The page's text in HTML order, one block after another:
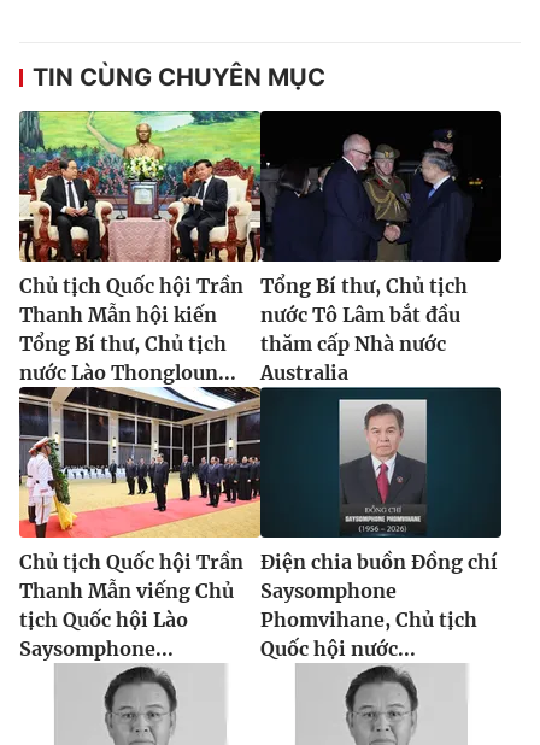
TIN CÙNG CHUYÊN MỤC
Chủ tịch Quốc hội Trần
Thanh Mẫn hội kiến
Tổng Bí thư, Chủ tịch
nước Lào Thongloun...
Tổng Bí thư, Chủ tịch
nước Tô Lâm bắt đầu
thăm cấp Nhà nước
Australia
Chủ tịch Quốc hội Trần
Thanh Mẫn viếng Chủ
tịch Quốc hội Lào
Saysomphone...
Điện chia buồn Đồng chí
Saysomphone
Phomvihane, Chủ tịch
Quốc hội nước...